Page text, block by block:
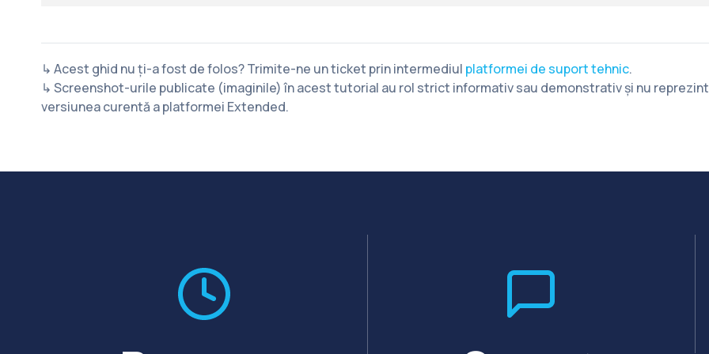
↳ Acest ghid nu ți-a fost de folos? Trimite-ne un ticket prin intermediul platformei de suport tehnic.
↳ Screenshot-urile publicate (imaginile) în acest tutorial au rol strict informativ sau demonstrativ și nu
versiunea curentă a platformei Extended.